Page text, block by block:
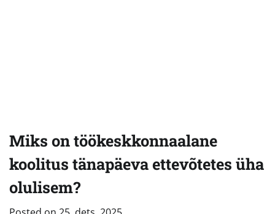
Miks on töökeskkonnaalane
koolitus tänapäeva ettevõtetes üha
olulisem?